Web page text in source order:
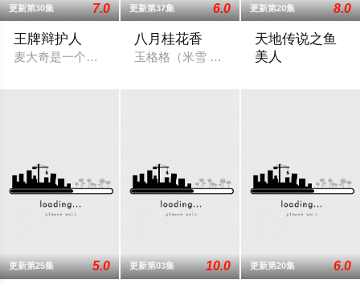
更新第30集 7.0
王牌辩护人
麦大奇是一个法律界的天才，但却因为不满律师事务所的唯利
更新第37集 6.0
八月桂花香
玉格格（米雪 饰）从小过着娇生惯养的
更新第20集 8.0
天地传说之鱼
美人
更新第25集 5.0 更新第03集 10.0 更新第20集 6.0